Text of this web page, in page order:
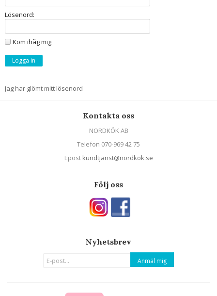
Lösenord:
Kom ihåg mig
Jag har glömt mitt lösenord
Kontakta oss
NORDKÖK AB
Telefon 070-969 42 75
Epost kundtjanst@nordkok.se
Följ oss
Nyhetsbrev
Anmäl mig